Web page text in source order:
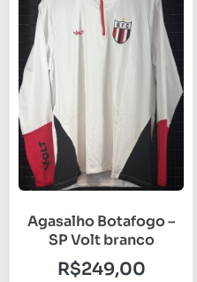
Agasalho Botafogo –
SP Volt branco
R$249,00